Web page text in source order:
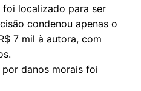
foi localizado para ser
condenou apenas o
7 mil à autora, com
danos morais foi